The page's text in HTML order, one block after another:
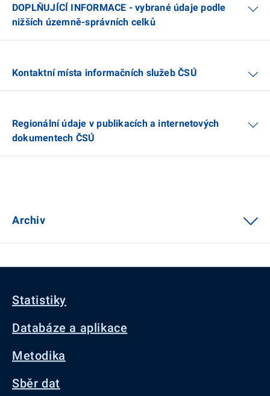
DOPLŇUJÍCÍ INFORMACE - vybrané údaje podle
nižších územně-správních celků
Kontaktní místa informačních služeb ČSÚ
Regionální údaje v publikacích a internetových
dokumentech ČSÚ
Archiv
Statistiky
Databáze a aplikace
Metodika
Sběr dat